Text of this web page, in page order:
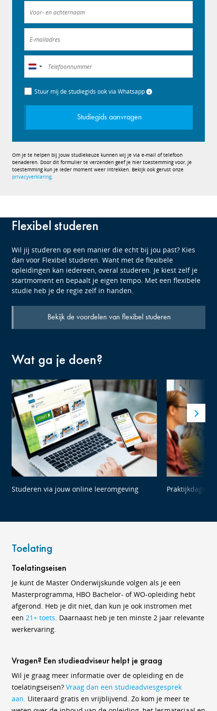
Nederland
+31
Stuur mij de studiegids ook via Whatsapp
Studiegids aanvragen
Om je te helpen bij jouw studiekeuze kunnen wij je via e-mail of telefoon
benaderen. Door dit formulier te verzenden geef je hier toestemming voor, je
toestemming kun je ieder moment weer intrekken. Bekijk ook gerust onze
privacyverklaring.
Flexibel studeren
Wil jij studeren op een manier die echt bij jou past? Kies
dan voor Flexibel studeren. Want met de flexibele
opleidingen kan iedereen, overal studeren. Je kiest zelf je
startmoment en bepaalt je eigen tempo. Met een flexibele
studie heb je de regie zelf in handen.
Bekijk de voordelen van flexibel studeren
Wat ga je doen?
Studeren via jouw online leeromgeving Praktijkdagen
Toelating
Toelatingseisen
Je kunt de Master Onderwijskunde volgen als je een
Masterprogramma, HBO Bachelor- of WO-opleiding hebt
afgerond. Heb je dit niet, dan kun je ook instromen met
een 21+ toets. Daarnaast heb je ten minste 2 jaar relevante
werkervaring.
Vragen? Een studieadviseur helpt je graag
Wil je graag meer informatie over de opleiding en de
toelatingseisen? Vraag dan een studieadviesgesprek
aan. Uiteraard gratis en vrijblijvend. Zo kom je meer te